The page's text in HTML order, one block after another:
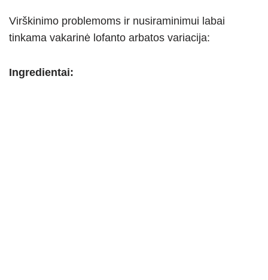
Virškinimo problemoms ir nusiraminimui labai
tinkama vakarinė lofanto arbatos variacija:
Ingredientai: